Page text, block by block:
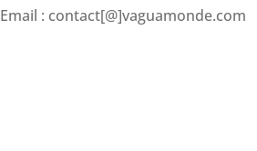
Email : contact[@]vaguamonde.com